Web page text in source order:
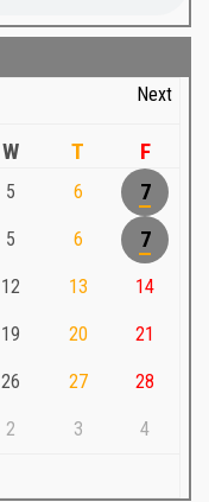
Next
W T F
5 6 7
5 6 7
12 13 14
19 20 21
26 27 28
2 3 4